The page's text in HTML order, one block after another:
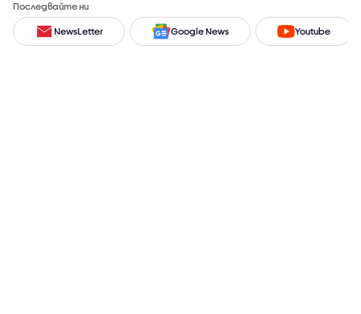
Последвайте ни
NewsLetter Google News Youtube